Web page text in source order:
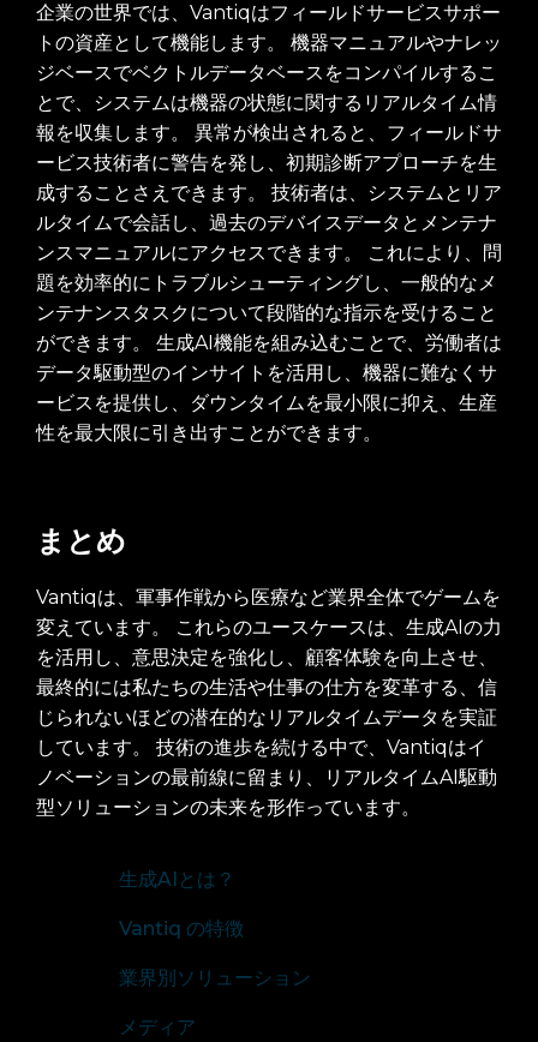
企業の世界では、Vantiqはフィールドサービスサポー
トの資産として機能します。 機器マニュアルやナレッ
ジベースでベクトルデータベースをコンパイルするこ
とで、システムは機器の状態に関するリアルタイム情
報を収集します。 異常が検出されると、フィールドサ
ービス技術者に警告を発し、初期診断アプローチを生
成することさえできます。 技術者は、システムとリア
ルタイムで会話し、過去のデバイスデータとメンテナ
ンスマニュアルにアクセスできます。 これにより、問
題を効率的にトラブルシューティングし、一般的なメ
ンテナンスタスクについて段階的な指示を受けること
ができます。 生成AI機能を組み込むことで、労働者は
データ駆動型のインサイトを活用し、機器に難なくサ
ービスを提供し、ダウンタイムを最小限に抑え、生産
性を最大限に引き出すことができます。
まとめ
Vantiqは、軍事作戦から医療など業界全体でゲームを
変えています。 これらのユースケースは、生成AIの力
を活用し、意思決定を強化し、顧客体験を向上させ、
最終的には私たちの生活や仕事の仕方を変革する、信
じられないほどの潜在的なリアルタイムデータを実証
しています。 技術の進歩を続ける中で、Vantiqはイ
ノベーションの最前線に留まり、リアルタイムAI駆動
型ソリューションの未来を形作っています。
生成AIとは？
Vantiq の特徴
業界別ソリューション
メディア